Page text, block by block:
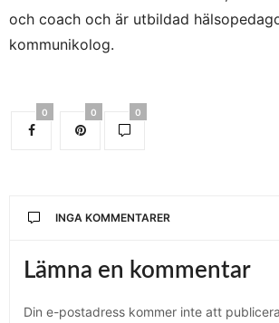
och coach och är utbildad
kommunikolog.
0 0 0
INGA KOMMENTARER
Lämna en kommentar
Din e-postadress kommer inte att